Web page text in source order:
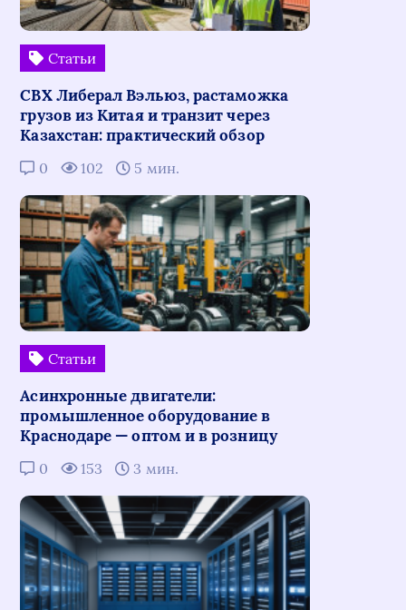
Статьи
СВХ Либерал Вэльюз, растаможка
грузов из Китая и транзит через
Казахстан: практический обзор
0 102 5 мин.
Статьи
Асинхронные двигатели:
промышленное оборудование в
Краснодаре — оптом и в розницу
0 153 3 мин.